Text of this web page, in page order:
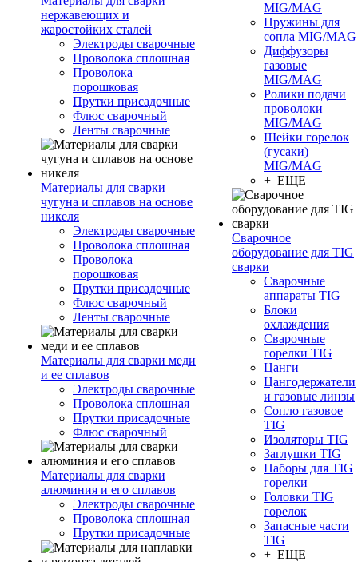
нержавеющих и
жаростойких сталей
Электроды сварочные
Проволока сплошная
Проволока
порошковая
Прутки присадочные
Флюс сварочный
Ленты сварочные
Материалы для сварки
чугуна и сплавов на основе
никеля
Электроды сварочные
Проволока сплошная
Проволока
порошковая
Прутки присадочные
Флюс сварочный
Ленты сварочные
Материалы для сварки меди
и ее сплавов
Электроды сварочные
Проволока сплошная
Прутки присадочные
Флюс сварочный
Материалы для сварки
алюминия и его сплавов
Электроды сварочные
Проволока сплошная
Прутки присадочные
MIG/MAG
Пружины для
сопла MIG/MAG
Диффузоры
газовые
MIG/MAG
Ролики подачи
проволоки
MIG/MAG
Шейки горелок
(гусаки)
MIG/MAG
+ ЕЩЕ
Сварочное
оборудование для TIG
сварки
Сварочные
аппараты TIG
Блоки
охлаждения
Сварочные
горелки TIG
Цанги
Цангодержатели
и газовые линзы
Сопло газовое
TIG
Изоляторы TIG
Заглушки TIG
Наборы для TIG
горелки
Головки TIG
горелок
Запасные части
TIG
+ ЕЩЕ